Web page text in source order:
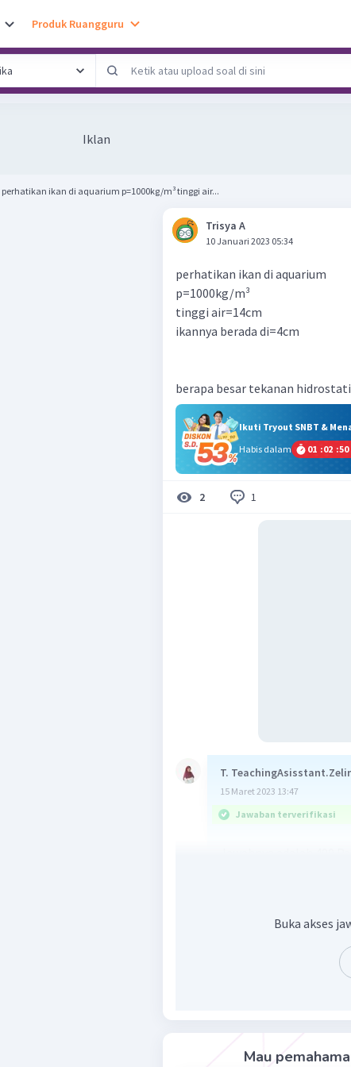
Produk Ruangguru
Iklan
perhatikan ikan di aquarium p=1000kg/m³ tinggi air...
Trisya A
10 Januari 2023 05:34
perhatikan ikan di aquarium
p=1000kg/m³
tinggi air=14cm
ikannya berada di=4cm
berapa besar tekanan
Ikuti Tryout SNBT &
Habis dalam
01 :02 :49
2 1
T.
15 Maret 2023 13:47
Jawaban terverifikasi
= 14 cm = 0,14 m
merupakan tekanan
P=ρ.g.h
Buka akses
Mau